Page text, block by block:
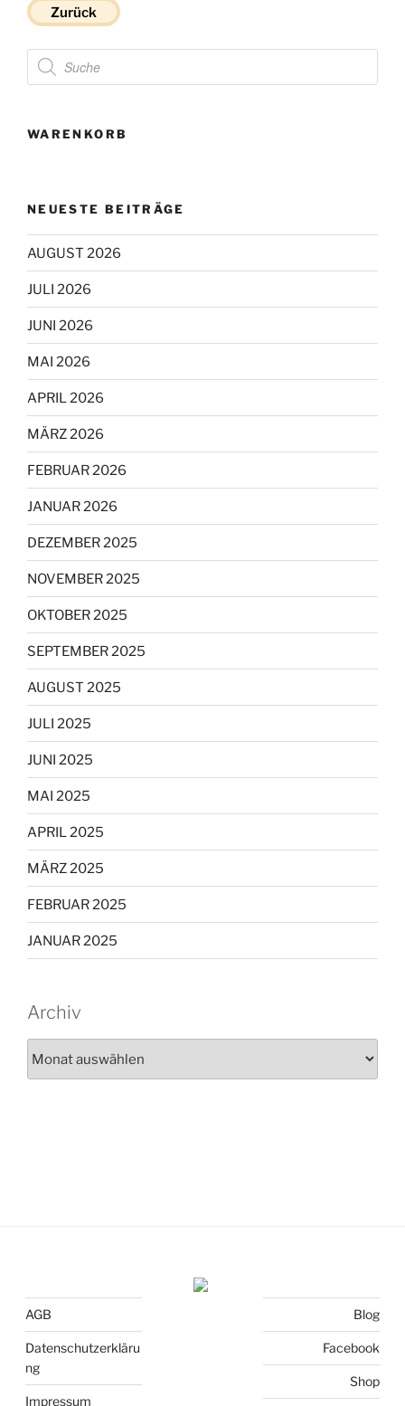
Zurück
Products
search
WARENKORB
NEUESTE BEITRÄGE
AUGUST 2026
JULI 2026
JUNI 2026
MAI 2026
APRIL 2026
MÄRZ 2026
FEBRUAR 2026
JANUAR 2026
DEZEMBER 2025
NOVEMBER 2025
OKTOBER 2025
SEPTEMBER 2025
AUGUST 2025
JULI 2025
JUNI 2025
MAI 2025
APRIL 2025
MÄRZ 2025
FEBRUAR 2025
JANUAR 2025
Archiv
AGB
Datenschutzerkläru
ng
Impressum
Blog
Facebook
Shop